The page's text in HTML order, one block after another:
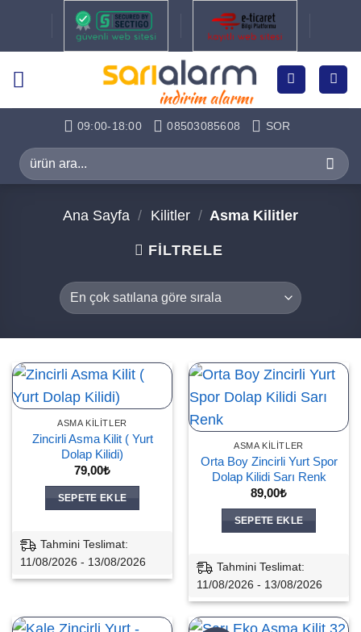
09:00-18:00 08503085608 SOR
Ara:
Ana Sayfa / Kilitler / Asma Kilitler
FILTRELE
ASMA KILITLER
Zincirli Asma Kilit ( Yurt
Dolap Kilidi)
79,00₺
SEPETE EKLE
Tahmini Teslimat:
11/08/2026 - 13/08/2026
ASMA KILITLER
Orta Boy Zincirli Yurt Spor
Dolap Kilidi Sarı Renk
89,00₺
SEPETE EKLE
Tahmini Teslimat:
11/08/2026 - 13/08/2026